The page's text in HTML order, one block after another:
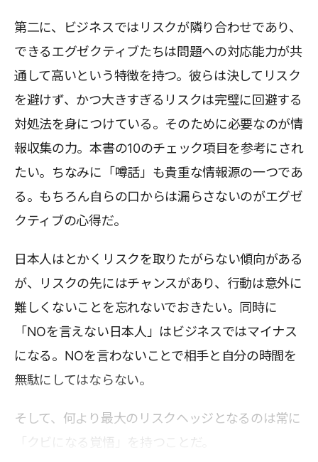
第二に、ビジネスではリスクが隣り合わせであり、
できるエグゼクティブたちは問題への対応能力が共
通して高いという特徴を持つ。彼らは決してリスク
を避けず、かつ大きすぎるリスクは完璧に回避する
対処法を身につけている。そのために必要なのが情
報収集の力。本書の10のチェック項目を参考にされ
たい。ちなみに「噂話」も貴重な情報源の一つであ
る。もちろん自らの口からは漏らさないのがエグゼ
クティブの心得だ。
日本人はとかくリスクを取りたがらない傾向がある
が、リスクの先にはチャンスがあり、行動は意外に
難しくないことを忘れないでおきたい。同時に
「NOを言えない日本人」はビジネスではマイナス
になる。NOを言わないことで相手と自分の時間を
無駄にしてはならない。
そして、何より最大のリスクヘッジとなるのは常に
「クビになる覚悟」を持つことだ。